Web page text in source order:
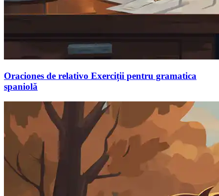
Oraciones de relativo Exerciții pentru gramatica
spaniolă